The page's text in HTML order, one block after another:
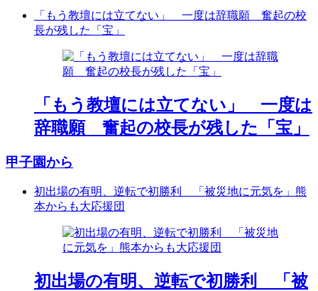
「もう教壇には立てない」 一度は辞職願 奮起の校
長が残した「宝」
「もう教壇には立てない」 一度は
辞職願 奮起の校長が残した「宝」
甲子園から
初出場の有明、逆転で初勝利 「被災地に元気を」熊
本からも大応援団
初出場の有明、逆転で初勝利 「被